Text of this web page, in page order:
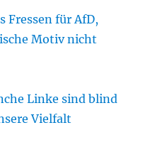
Fressen für AfD,
Motiv nicht
Linke sind blind
Vielfalt